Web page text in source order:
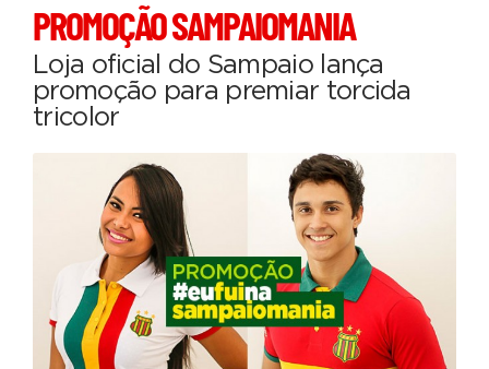
PROMOÇÃO SAMPAIOMANIA
Loja oficial do Sampaio lança
promoção para premiar torcida
tricolor